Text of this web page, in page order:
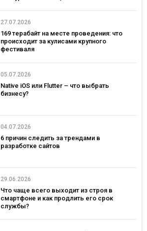
27.07.2026
169 терабайт на месте проведения: что
происходит за кулисами крупного
фестиваля
05.07.2026
Native iOS или Flutter – что выбрать
бизнесу?
04.07.2026
6 причин следить за трендами в
разработке сайтов
29.06.2026
Что чаще всего выходит из строя в
смартфоне и как продлить его срок
службы?